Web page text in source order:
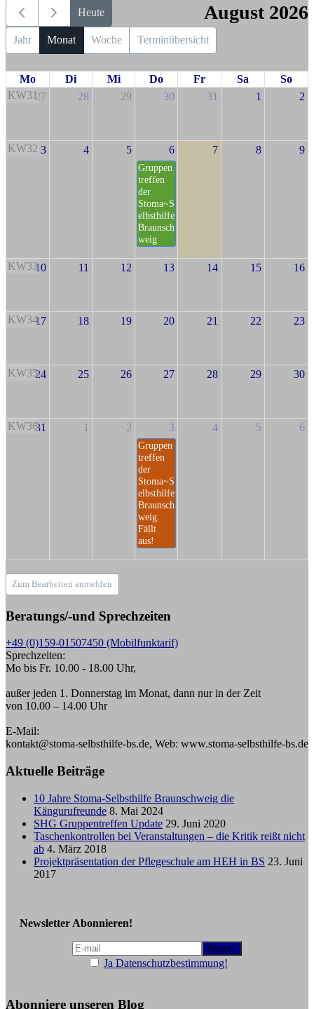
Heute August 2026
Jahr Monat Woche Terminübersicht
Mo Di Mi Do Fr Sa
So
KW3127 28 29 30 31 1 2
KW32 3 4 5 6
Gruppen
treffen
der
Stoma~S
elbsthilfe
Braunsch
weig
7 8 9
KW3310 11 12 13 14 15 16
KW3417 18 19 20 21 22 23
KW3524 25 26 27 28 29 30
KW3631 1 2 3
Gruppen
treffen
der
Stoma~S
elbsthilfe
Braunsch
weig.
Fällt
aus!
4 5 6
Zum Bearbeiten anmelden
Beratungs/-und Sprechzeiten
+49 (0)159-01507450 (Mobilfunktarif)
Sprechzeiten:
Mo bis Fr. 10.00 - 18.00 Uhr,
außer jeden 1. Donnerstag im Monat, dann nur in der Zeit
von 10.00 – 14.00 Uhr
E-Mail:
kontakt@stoma-selbsthilfe-bs.de, Web: www.stoma-selbsthilfe-bs.de
Aktuelle Beiträge
10 Jahre Stoma-Selbsthilfe Braunschweig die
Kängurufreunde 8. Mai 2024
SHG Gruppentreffen Update 29. Juni 2020
Taschenkontrollen bei Veranstaltungen – die Kritik reißt nicht
ab 4. März 2018
Projektpräsentation der Pflegeschule am HEH in BS 23. Juni
2017
Newsletter Abonnieren!
Ja Datenschutzbestimmung!
Abonniere unseren Blog